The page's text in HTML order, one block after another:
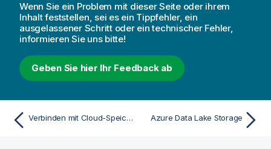
Wenn Sie ein Problem mit dieser Seite oder ihrem
Inhalt feststellen, sei es ein Tippfehler, ein
ausgelassener Schritt oder ein technischer Fehler,
informieren Sie uns bitte!
Geben Sie hier Ihr Feedback ab
Verbinden mit Cloud-Speicher Azure Data Lake Storage